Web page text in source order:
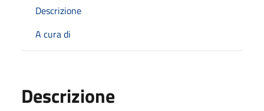
Descrizione
A cura di
Descrizione